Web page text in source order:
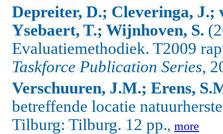
Depreiter, D.; Cleveringa,
Ysebaert, T.; Wijnhoven, S.
Evaluatiemethodiek. T2009
Taskforce Publication Series,
Verschuuren, J.M.; Erens,
betreffende locatie
Tilburg: Tilburg. 12 pp., more